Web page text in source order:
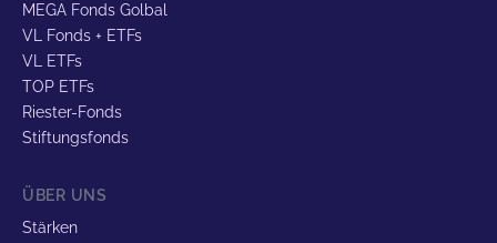
MEGA Fonds Golbal
VL Fonds + ETFs
VL ETFs
TOP ETFs
Riester-Fonds
Stiftungsfonds
ÜBER UNS
Stärken